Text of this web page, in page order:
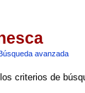
avanzada
criterios de